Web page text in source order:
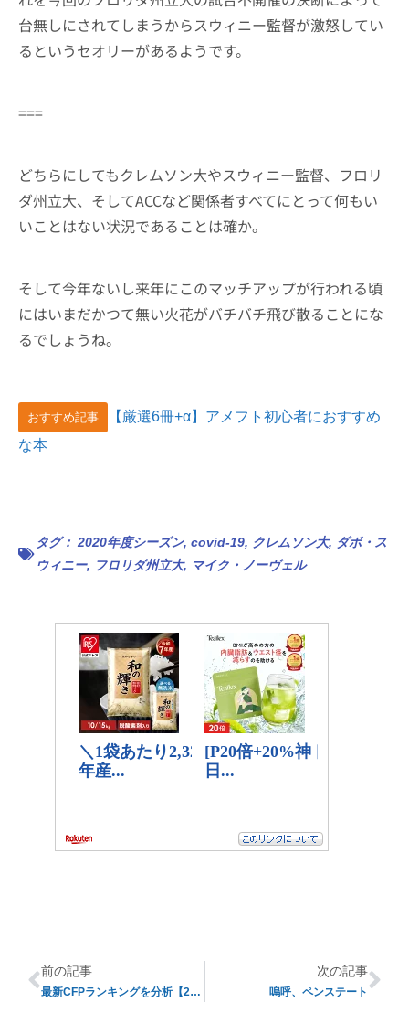
台無しにされてしまうからスウィニー監督が激怒してい
るというセオリーがあるようです。
===
どちらにしてもクレムソン大やスウィニー監督、フロリ
ダ州立大、そしてACCなど関係者すべてにとって何もい
いことはない状況であることは確か。
そして今年ないし来年にこのマッチアップが行われる頃
にはいまだかつて無い火花がバチバチ飛び散ることにな
るでしょうね。
おすすめ記事
【厳選6冊+α】アメフト初心者におすすめ
な本
タグ： 2020年度シーズン, covid-19, クレムソン大, ダボ・ス
ウィニー, フロリダ州立大, マイク・ノーヴェル
前の記事
最新CFPランキングを分析【2020年度第1回目】
次の記事
嗚呼、ペンステート